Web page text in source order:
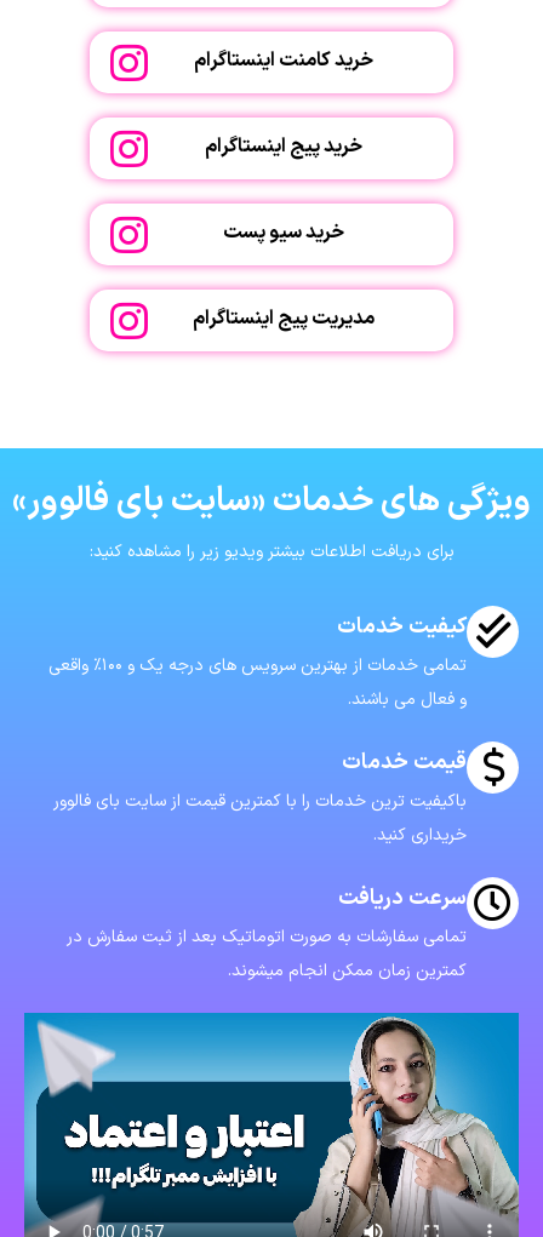
خرید کامنت اینستاگرام
خرید پیج اینستاگرام
خرید سیو پست
مدیریت پیج اینستاگرام
ویژگی های خدمات «سایت بای فالوور»
برای دریافت اطلاعات بیشتر ویدیو زیر را مشاهده کنید:
کیفیت خدمات
تمامی خدمات از بهترین سرویس های درجه یک و ۱۰۰٪ واقعی
و فعال می باشند.
قیمت خدمات
باکیفیت ترین خدمات را با کمترین قیمت از سایت بای فالوور
خریداری کنید.
سرعت دریافت
تمامی سفارشات به صورت اتوماتیک بعد از ثبت سفارش در
کمترین زمان ممکن انجام میشوند.